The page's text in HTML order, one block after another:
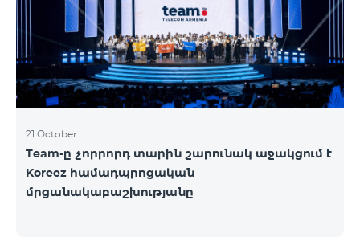
սակագնային փաթեթում ներառված
հեռուստատեսության ծառայությունը
տրամադրվում է առանց TV սարքի՝ TeamTV Smart
հավելվածի միջոցով։ Սակագնային փաթեթի
արժեքները ներկայացվա
21 October
Team-ը չորրորդ տարին շարունակ աջակցում է
Koreez համադպրոցական
մրցանակաբաշխությանը